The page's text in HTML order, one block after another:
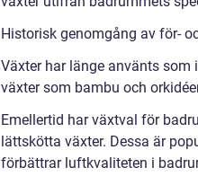
Historisk genomgång av för-
Växter har länge använts
växter som bambu och
Emellertid har växtval för
lättskötta växter. Dessa är
förbättrar luftkvaliteten i